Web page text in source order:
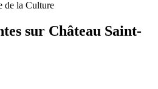
de la Culture
sur Château Saint-